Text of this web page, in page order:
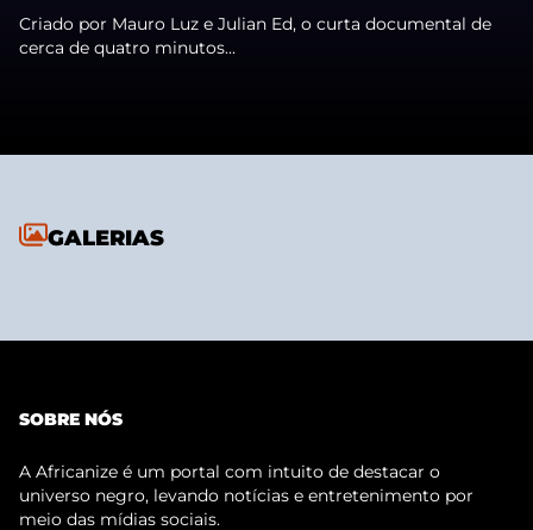
Criado por Mauro Luz e Julian Ed, o curta documental de
cerca de quatro minutos...
GALERIAS
SOBRE NÓS
A Africanize é um portal com intuito de destacar o
universo negro, levando notícias e entretenimento por
meio das mídias sociais.